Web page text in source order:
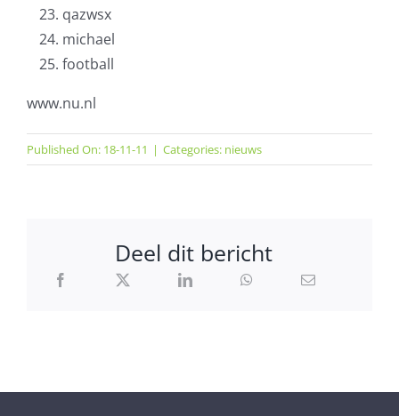
qazwsx
michael
football
www.nu.nl
Published On: 18-11-11 | Categories: nieuws
Deel dit bericht